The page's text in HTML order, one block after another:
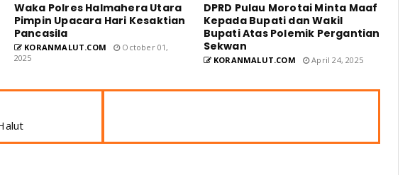
Waka Polres Halmahera Utara
Pimpin Upacara Hari Kesaktian
Pancasila
KORANMALUT.COM
October 01,
2025
DPRD Pulau Morotai Minta Maaf
Kepada Bupati dan Wakil
Bupati Atas Polemik Pergantian
Sekwan
KORANMALUT.COM April 24, 2025